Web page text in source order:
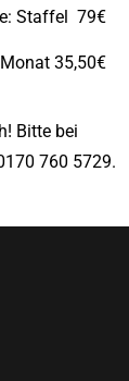
Staffel 79€
35,50€
Bitte bei
760 5729.